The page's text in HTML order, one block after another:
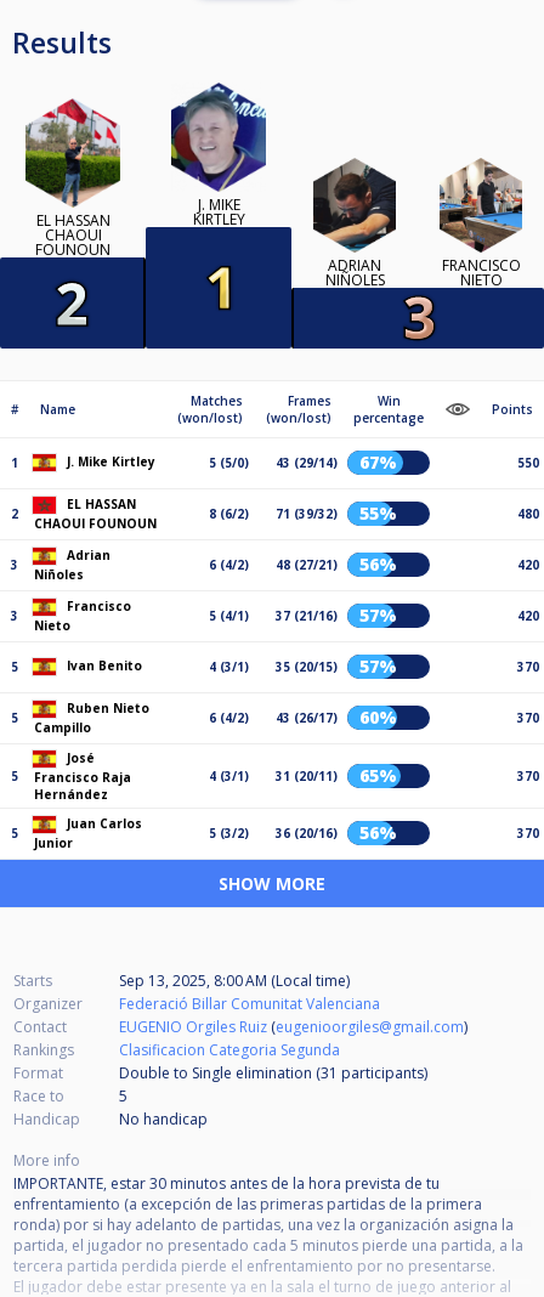
Results
EL HASSAN
CHAOUI
FOUNOUN
J. MIKE
KIRTLEY
ADRIAN
NIÑOLES
FRANCISCO
NIETO
# Name
Matches
(won/lost)
Frames
(won/lost)
Win
percentage
Points
1 J. Mike Kirtley 5 (5/0) 43 (29/14) 67% 550
2
EL HASSAN
CHAOUI FOUNOUN
8 (6/2) 71 (39/32) 55% 480
3
Adrian
Niñoles
6 (4/2) 48 (27/21) 56% 420
3
Francisco
Nieto
5 (4/1) 37 (21/16) 57% 420
5 Ivan Benito 4 (3/1) 35 (20/15) 57% 370
5
Ruben Nieto
Campillo
6 (4/2) 43 (26/17) 60% 370
5
José
Francisco Raja
Hernández
4 (3/1) 31 (20/11) 65% 370
5
Juan Carlos
Junior
5 (3/2) 36 (20/16) 56% 370
SHOW MORE
Starts
Sep 13, 2025, 8:00 AM (Local time)
Organizer
Federació Billar Comunitat Valenciana
Contact
EUGENIO Orgiles Ruiz (eugenioorgiles@gmail.com)
Rankings
Clasificacion Categoria Segunda
Format
Double to Single elimination (31 participants)
Race to
5
Handicap
No handicap
More info
IMPORTANTE, estar 30 minutos antes de la hora prevista de tu
enfrentamiento (a excepción de las primeras partidas de la primera
ronda) por si hay adelanto de partidas, una vez la organización asigna la
partida, el jugador no presentado cada 5 minutos pierde una partida, a la
tercera partida perdida pierde el enfrentamiento por no presentarse.
El jugador debe estar presente ya en la sala el turno de juego anterior al